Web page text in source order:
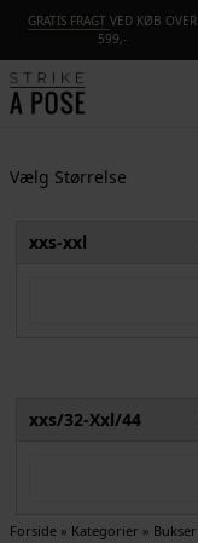
GRATIS FRAGT VED KØB OVER
599,-
Vælg Størrelse
xxs-xxl
xxs/32-Xxl/44
Forside» Kategorier » Bukser